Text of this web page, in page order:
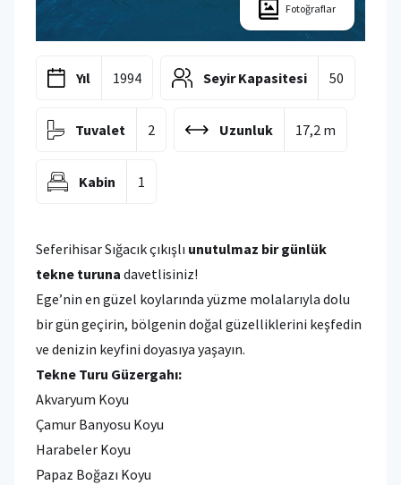
Fotoğraflar
Yıl 1994 Seyir Kapasitesi 50
Tuvalet 2 Uzunluk 17,2 m
Kabin 1
Seferihisar Sığacık çıkışlı unutulmaz bir günlük
tekne turuna davetlisiniz!
Ege’nin en güzel koylarında yüzme molalarıyla dolu
bir gün geçirin, bölgenin doğal güzelliklerini keşfedin
ve denizin keyfini doyasıya yaşayın.
Tekne Turu Güzergahı:
Akvaryum Koyu
Çamur Banyosu Koyu
Harabeler Koyu
Papaz Boğazı Koyu